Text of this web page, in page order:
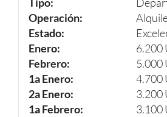
Operación:
Estado:
Enero:
6.200
Febrero:
5.000
1a Enero:
4.700
2a Enero:
3.200
1a Febrero:
3.100